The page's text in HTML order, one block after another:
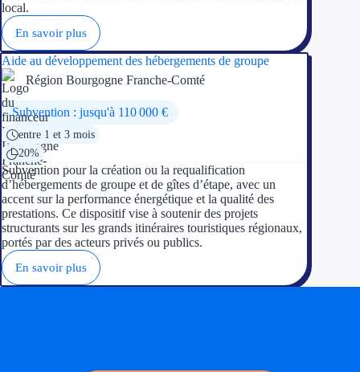
local.
En savoir plus
Aide au développement des hébergements de groupe
Région Bourgogne Franche-Comté
Subvention : jusqu'à 110 000 €
entre 1 et 3 mois
20%
Subvention pour la création ou la requalification
d’hébergements de groupe et de gîtes d’étape, avec un
accent sur la performance énergétique et la qualité des
prestations. Ce dispositif vise à soutenir des projets
structurants sur les grands itinéraires touristiques régionaux,
portés par des acteurs privés ou publics.
En savoir plus